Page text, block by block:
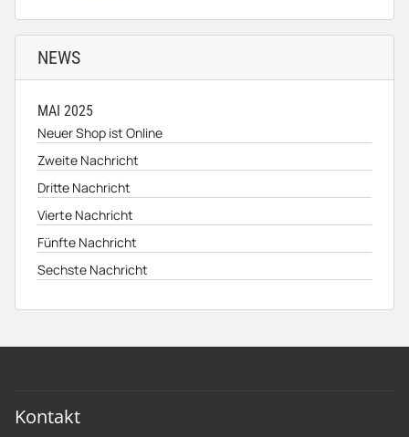
NEWS
MAI 2025
Neuer Shop ist Online
Zweite Nachricht
Dritte Nachricht
Vierte Nachricht
Fünfte Nachricht
Sechste Nachricht
Kontakt